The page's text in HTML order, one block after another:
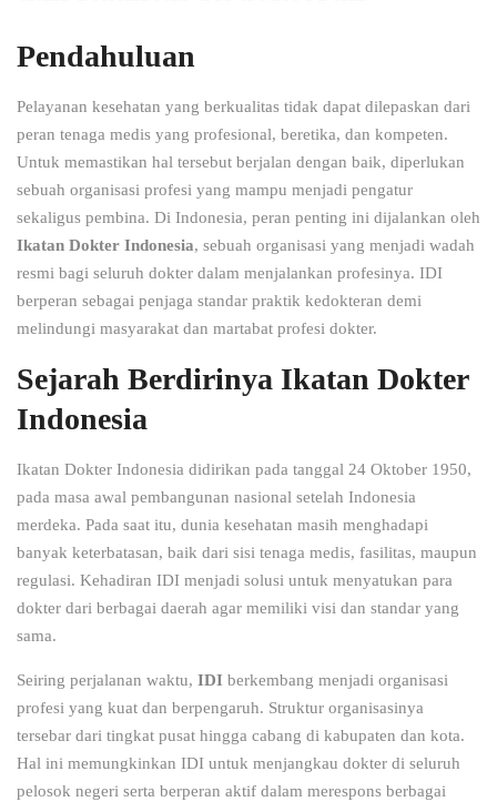
Pendahuluan
Pelayanan kesehatan yang berkualitas tidak dapat dilepaskan dari
peran tenaga medis yang profesional, beretika, dan kompeten.
Untuk memastikan hal tersebut berjalan dengan baik, diperlukan
sebuah organisasi profesi yang mampu menjadi pengatur
sekaligus pembina. Di Indonesia, peran penting ini dijalankan oleh
Ikatan Dokter Indonesia, sebuah organisasi yang menjadi wadah
resmi bagi seluruh dokter dalam menjalankan profesinya. IDI
berperan sebagai penjaga standar praktik kedokteran demi
melindungi masyarakat dan martabat profesi dokter.
Sejarah Berdirinya Ikatan Dokter
Indonesia
Ikatan Dokter Indonesia didirikan pada tanggal 24 Oktober 1950,
pada masa awal pembangunan nasional setelah Indonesia
merdeka. Pada saat itu, dunia kesehatan masih menghadapi
banyak keterbatasan, baik dari sisi tenaga medis, fasilitas, maupun
regulasi. Kehadiran IDI menjadi solusi untuk menyatukan para
dokter dari berbagai daerah agar memiliki visi dan standar yang
sama.
Seiring perjalanan waktu, IDI berkembang menjadi organisasi
profesi yang kuat dan berpengaruh. Struktur organisasinya
tersebar dari tingkat pusat hingga cabang di kabupaten dan kota.
Hal ini memungkinkan IDI untuk menjangkau dokter di seluruh
pelosok negeri serta berperan aktif dalam merespons berbagai